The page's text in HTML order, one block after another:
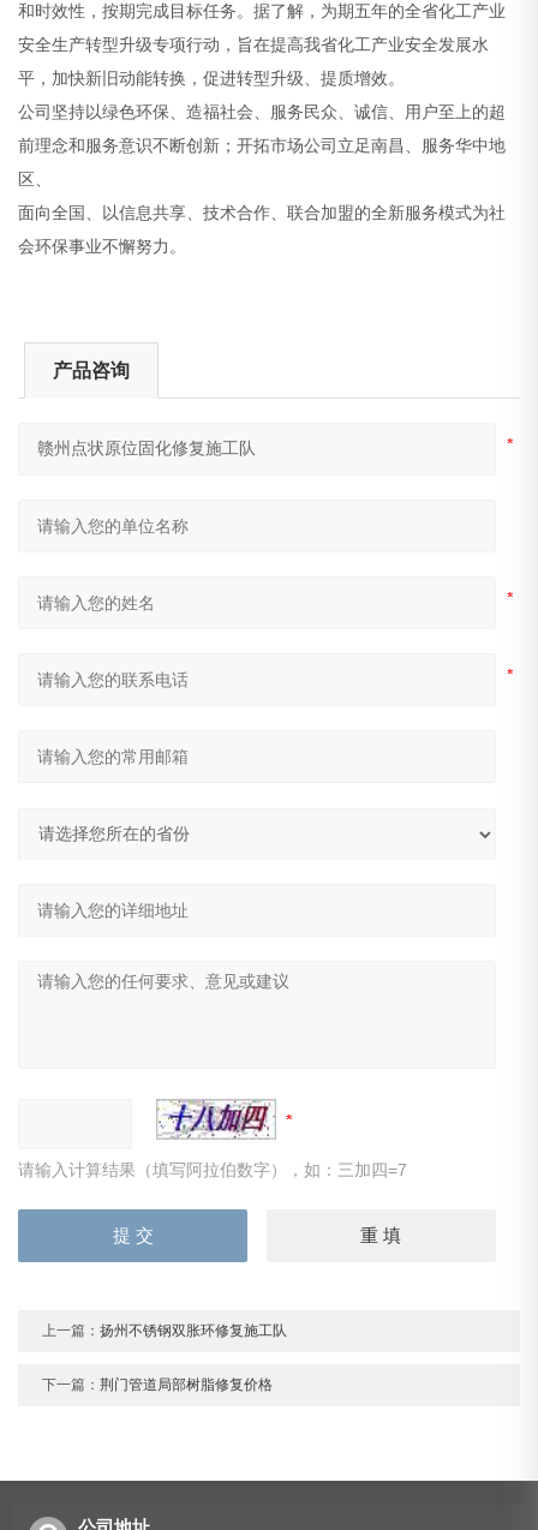
和时效性，按期完成目标任务。据了解，为期五年的全省化工产业
安全生产转型升级专项行动，旨在提高我省化工产业安全发展水
平，加快新旧动能转换，促进转型升级、提质增效。
公司坚持以绿色环保、造福社会、服务民众、诚信、用户至上的超
前理念和服务意识不断创新；开拓市场公司立足南昌、服务华中地
区、
面向全国、以信息共享、技术合作、联合加盟的全新服务模式为社
会环保事业不懈努力。
产品咨询
请输入计算结果（填写阿拉伯数字），如：三加四=7
上一篇：扬州不锈钢双胀环修复施工队
下一篇：荆门管道局部树脂修复价格